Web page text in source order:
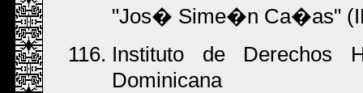
"Jos� Sime�n Ca�as"
Instituto de Derechos
Dominicana